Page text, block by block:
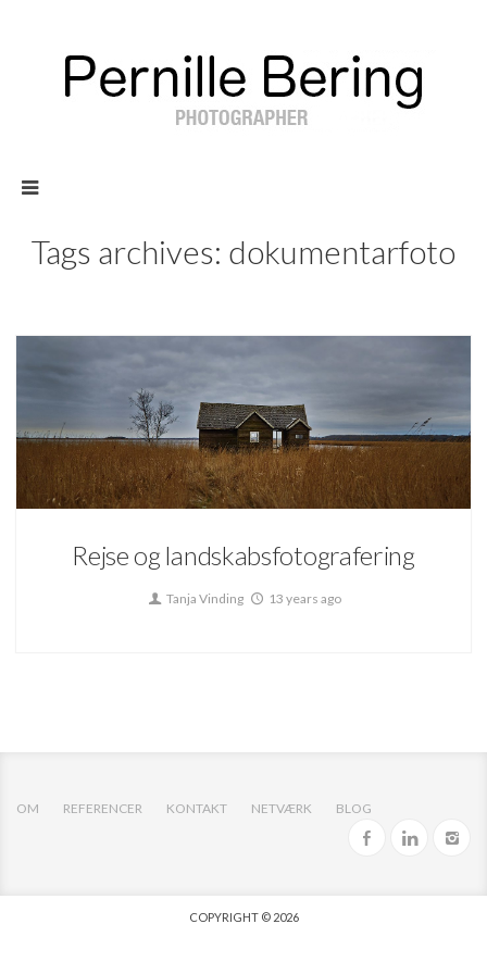
Tags archives: dokumentarfoto
179
Travel & Landscape
Rejse og landskabsfotografering
Tanja Vinding 13 years ago
OM REFERENCER KONTAKT NETVÆRK BLOG
COPYRIGHT © 2026